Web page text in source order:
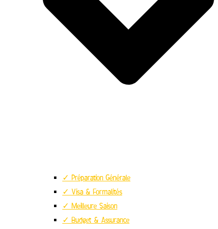
✓ Préparation Générale
✓ Visa & Formalités
✓ Meilleure Saison
✓ Budget & Assurance